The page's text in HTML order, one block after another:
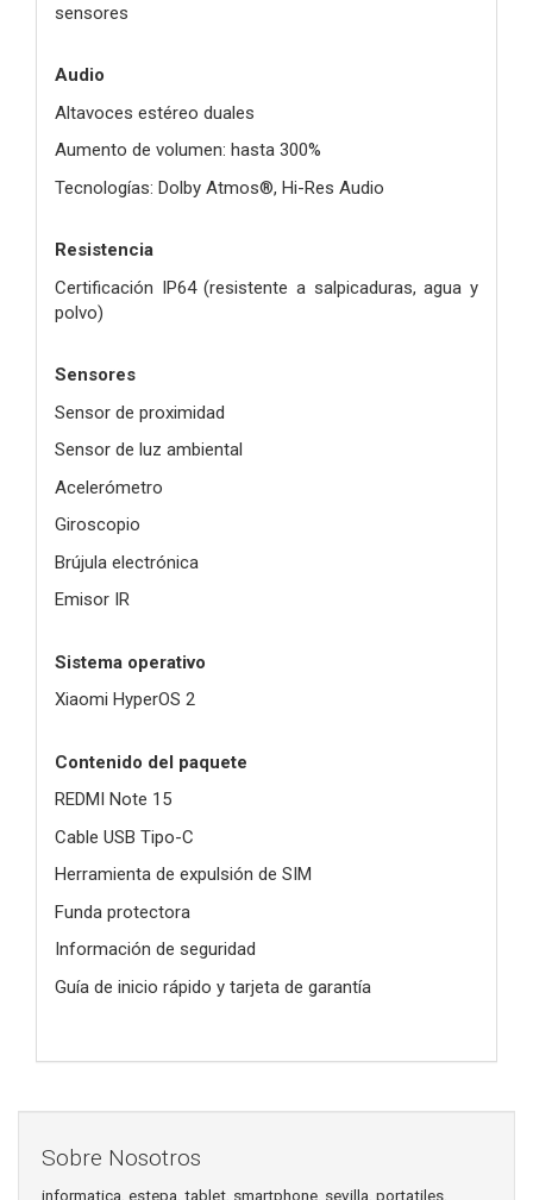
sensores
Audio
Altavoces estéreo duales
Aumento de volumen: hasta 300%
Tecnologías: Dolby Atmos®, Hi-Res Audio
Resistencia
Certificación IP64 (resistente a salpicaduras, agua y
polvo)
Sensores
Sensor de proximidad
Sensor de luz ambiental
Acelerómetro
Giroscopio
Brújula electrónica
Emisor IR
Sistema operativo
Xiaomi HyperOS 2
Contenido del paquete
REDMI Note 15
Cable USB Tipo-C
Herramienta de expulsión de SIM
Funda protectora
Información de seguridad
Guía de inicio rápido y tarjeta de garantía
Sobre Nosotros
informatica, estepa, tablet, smartphone, sevilla, portatiles,